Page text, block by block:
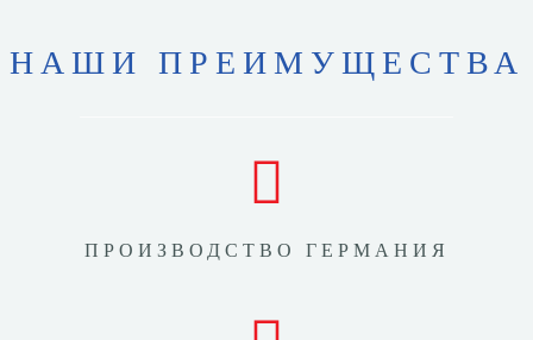
НАШИ ПРЕИМУЩЕСТВА
ПРОИЗВОДСТВО ГЕРМАНИЯ